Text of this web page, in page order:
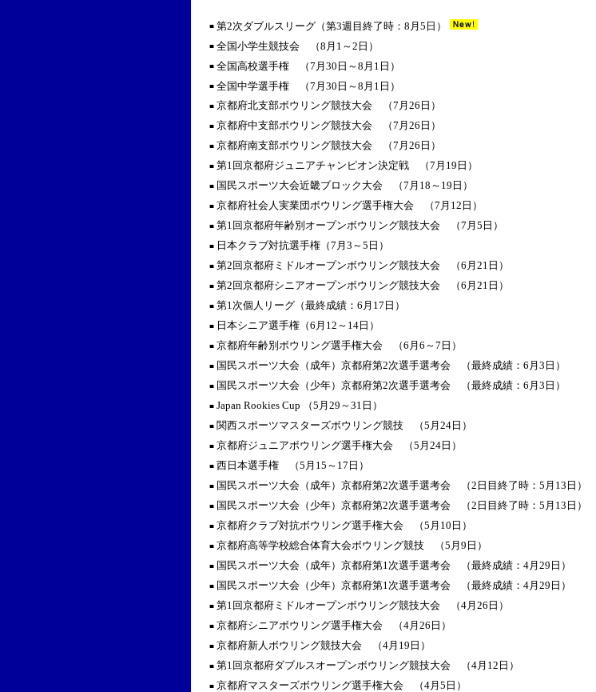
■ 第2次ダブルスリーグ（第3週目終了時：8月5日）
■ 全国小学生競技会 （8月1～2日）
■ 全国高校選手権 （7月30日～8月1日）
■ 全国中学選手権 （7月30日～8月1日）
■ 京都府北支部ボウリング競技大会 （7月26日）
■ 京都府中支部ボウリング競技大会 （7月26日）
■ 京都府南支部ボウリング競技大会 （7月26日）
■ 第1回京都府ジュニアチャンピオン決定戦 （7月19日）
■ 国民スポーツ大会近畿ブロック大会 （7月18～19日）
■ 京都府社会人実業団ボウリング選手権大会 （7月12日）
■ 第1回京都府年齢別オープンボウリング競技大会 （7月5日）
■ 日本クラブ対抗選手権（7月3～5日）
■ 第2回京都府ミドルオープンボウリング競技大会 （6月21日）
■ 第2回京都府シニアオープンボウリング競技大会 （6月21日）
■ 第1次個人リーグ（最終成績：6月17日）
■ 日本シニア選手権（6月12～14日）
■ 京都府年齢別ボウリング選手権大会 （6月6～7日）
■ 国民スポーツ大会（成年）京都府第2次選手選考会 （最終成績：6月3日）
■ 国民スポーツ大会（少年）京都府第2次選手選考会 （最終成績：6月3日）
■ Japan Rookies Cup （5月29～31日）
■ 関西スポーツマスターズボウリング競技 （5月24日）
■ 京都府ジュニアボウリング選手権大会 （5月24日）
■ 西日本選手権 （5月15～17日）
■ 国民スポーツ大会（成年）京都府第2次選手選考会 （2日目終了時：5月13日）
■ 国民スポーツ大会（少年）京都府第2次選手選考会 （2日目終了時：5月13日）
■ 京都府クラブ対抗ボウリング選手権大会 （5月10日）
■ 京都府高等学校総合体育大会ボウリング競技 （5月9日）
■ 国民スポーツ大会（成年）京都府第1次選手選考会 （最終成績：4月29日）
■ 国民スポーツ大会（少年）京都府第1次選手選考会 （最終成績：4月29日）
■ 第1回京都府ミドルオープンボウリング競技大会 （4月26日）
■ 京都府シニアボウリング選手権大会 （4月26日）
■ 京都府新人ボウリング競技大会 （4月19日）
■ 第1回京都府ダブルスオープンボウリング競技大会 （4月12日）
■ 京都府マスターズボウリング選手権大会 （4月5日）